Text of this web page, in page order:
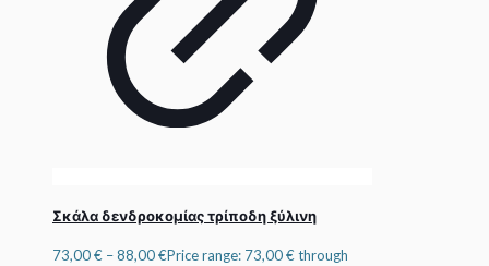
Σκάλα δενδροκομίας τρίποδη ξύλινη
73,00€ –88,00€Price range: 73,00 € through